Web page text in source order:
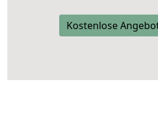
Kostenlose